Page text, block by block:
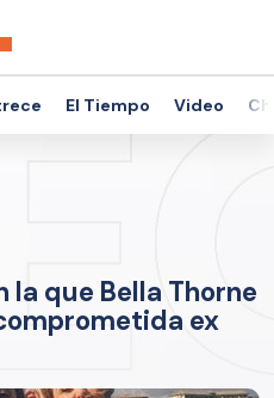
El Tiempo Video
que Bella Thorne
ex